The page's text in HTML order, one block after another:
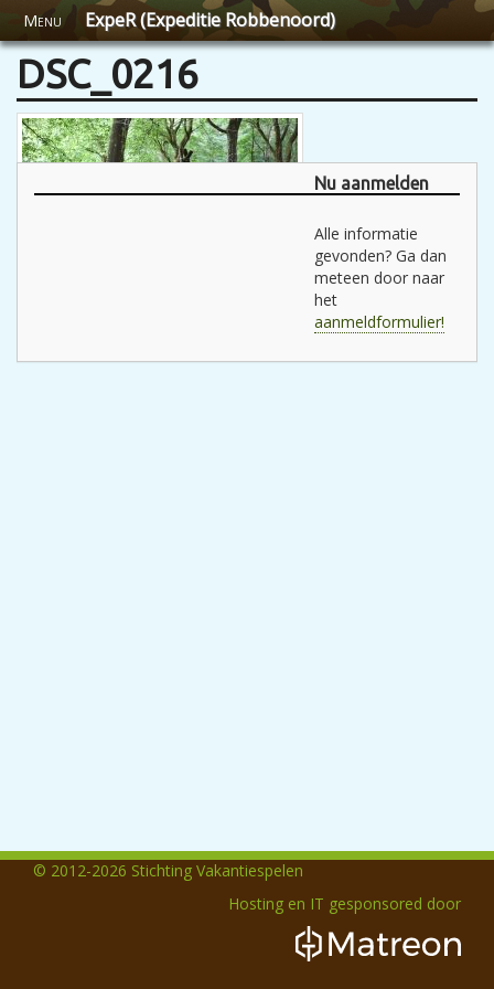
Menu ExpeR (Expeditie Robbenoord)
DSC_0216
Nu aanmelden
Alle informatie
gevonden? Ga dan
meteen door naar
het
aanmeldformulier!
© 2012-2026 Stichting Vakantiespelen
Hosting en IT gesponsored door